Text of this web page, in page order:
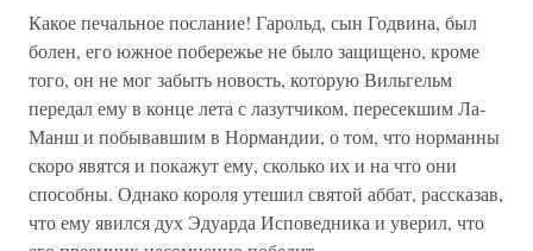
Какое печальное послание! Гарольд, сын Годвина, был
болен, его южное побережье не было защищено, кроме
того, он не мог забыть новость, которую Вильгельм
передал ему в конце лета с лазутчиком, пересекшим Ла-
Манш и побывавшим в Нормандии, о том, что норманны
скоро явятся и покажут ему, сколько их и на что они
способны. Однако короля утешил святой аббат, рассказав,
что ему явился дух Эдуарда Исповедника и уверил, что